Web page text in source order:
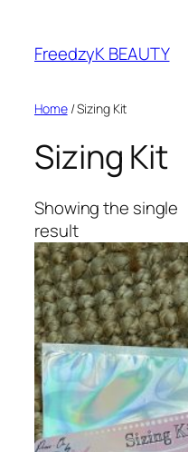
FreedzyK BEAUTY
Home/ Sizing Kit
Sizing Kit
Showing the single
result